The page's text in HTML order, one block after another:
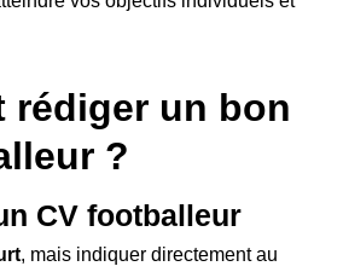
rédiger un bon
?
CV footballeur
, mais indiquer directement au